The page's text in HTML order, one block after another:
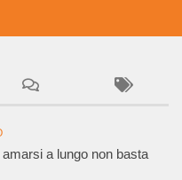
a lungo non basta